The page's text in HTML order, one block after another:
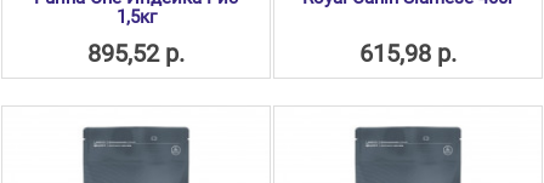
1,5кг
895,52 р. 615,98 р.